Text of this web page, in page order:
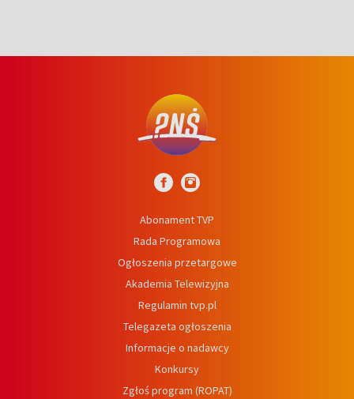
Abonament TVP
Rada Programowa
Ogłoszenia przetargowe
Akademia Telewizyjna
Regulamin tvp.pl
Telegazeta ogłoszenia
Informacje o nadawcy
Konkursy
Zgłoś program (ROPAT)